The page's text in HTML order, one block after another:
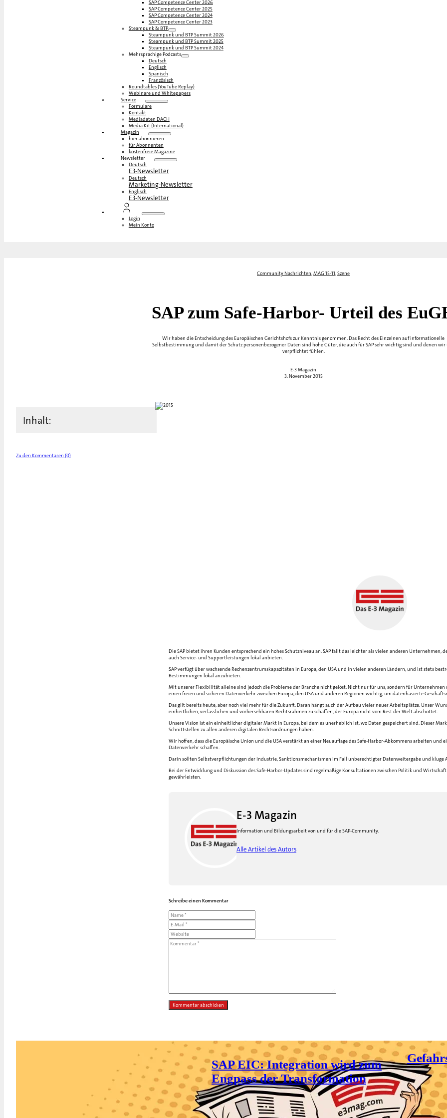
SAP Competence Center 2026
SAP Competence Center 2025
SAP Competence Center 2024
SAP Competence Center 2023
Steampunk & BTP
Steampunk und BTP Summit 2026
Steampunk und BTP Summit 2025
Steampunk und BTP Summit 2024
Mehrsprachige Podcasts
Deutsch
Englisch
Spanisch
Französisch
Roundtables (YouTube Replay)
Webinare und Whitepapers
Service
Formulare
Kontakt
Mediadaten DACH
Media Kit (International)
Magazin
hier abonnieren
für Abonnenten
kostenfreie Magazine
Newsletter
Deutsch
E3-Newsletter
Deutsch
Marketing-Newsletter
Englisch
E3-Newsletter
Login
Mein Konto
Community Nachrichten,MAG 15-11,Szene
SAP zum Safe-Harbor- Urteil des
Wir haben die Entscheidung des Europäischen Gerichtshofs zur Kenntnis genommen. Das Recht des Einzelnen auf informationelle
Selbstbestimmung und damit der Schutz personenbezogener Daten sind hohe Güter, die auch für SAP sehr wichtig sind und denen wir
verpflichtet fühlen.
E-3 Magazin
3. November 2015
Inhalt:
Zu den Kommentaren (0)
Die SAP bietet ihren Kunden entsprechend ein hohes Schutzniveau an. SAP fällt das leichter als vielen anderen Unternehmen,
auch Service- und Supportleistungen lokal anbieten.
SAP verfügt über wachsende Rechenzentrumskapazitäten in Europa, den USA und in vielen anderen Ländern, und ist stets
Bestimmungen lokal anzubieten.
Mit unserer Flexibilität alleine sind jedoch die Probleme der Branche nicht gelöst. Nicht nur für uns, sondern für
einen freien und sicheren Datenverkehr zwischen Europa, den USA und anderen Regionen wichtig, um datenbasierte
Das gilt bereits heute, aber noch viel mehr für die Zukunft. Daran hängt auch der Aufbau vieler neuer Arbeitsplätze. Unser
einheitlichen, verlässlichen und vorhersehbaren Rechtsrahmen zu schaffen, der Europa nicht vom Rest der Welt abschottet.
Unsere Vision ist ein einheitlicher digitaler Markt in Europa, bei dem es unerheblich ist, wo Daten gespeichert sind. Dieser
Schnittstellen zu allen anderen digitalen Rechtsordnungen haben.
Wir hoffen, dass die Europäische Union und die USA verstärkt an einer Neuauflage des Safe-Harbor-Abkommens arbeiten
Datenverkehr schaffen.
Darin sollten Selbstverpflichtungen der Industrie, Sanktionsmechanismen im Fall unberechtigter Datenweitergabe und
Bei der Entwicklung und Diskussion des Safe-Harbor-Updates sind regelmäßige Konsultationen zwischen Politik und
gewährleisten.
E-3 Magazin
Information und Bildungsarbeit von und für die SAP-Community.
Alle Artikel des Autors
Schreibe einen Kommentar
SAP EIC: Integration wird zum
Engpass der Transformation